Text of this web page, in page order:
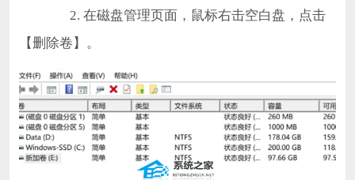
2. 在磁盘管理页面，鼠标右击空白盘，点击
【删除卷】。